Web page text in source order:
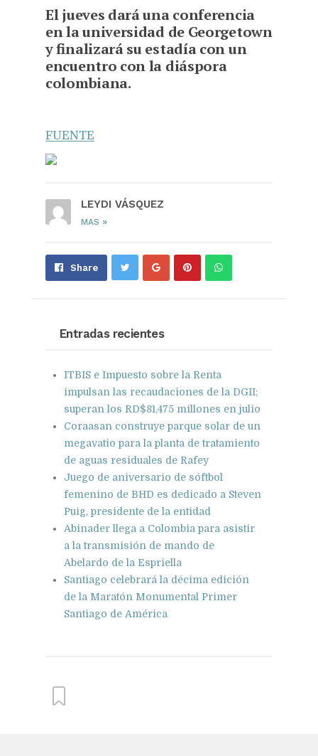
El jueves dará una conferencia
en la universidad de Georgetown
y finalizará su estadía con un
encuentro con la diáspora
colombiana.
FUENTE
LEYDI VÁSQUEZ
MAS »
Share Share Pin Send
Entradas recientes
ITBIS e Impuesto sobre la Renta
impulsan las recaudaciones de la DGII;
superan los RD$81,475 millones en julio
Coraasan construye parque solar de un
megavatio para la planta de tratamiento
de aguas residuales de Rafey
Juego de aniversario de sóftbol
femenino de BHD es dedicado a Steven
Puig, presidente de la entidad
Abinader llega a Colombia para asistir
a la transmisión de mando de
Abelardo de la Espriella
Santiago celebrará la décima edición
de la Maratón Monumental Primer
Santiago de América